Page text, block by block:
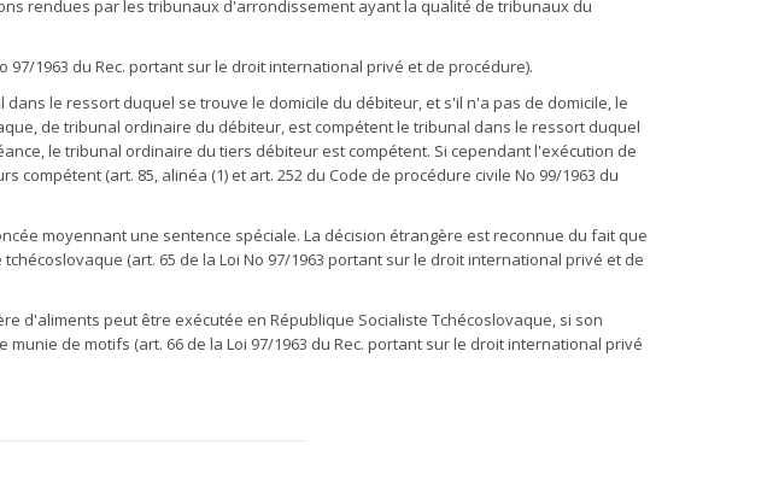
rendues par les tribunaux d'arrondissement ayant la qualité de tribunaux du
1963 du Rec. portant sur le droit international privé et de procédure).
le ressort duquel se trouve le domicile du débiteur, et s'il n'a pas de domicile, le
de tribunal ordinaire du débiteur, est compétent le tribunal dans le ressort duquel
le tribunal ordinaire du tiers débiteur est compétent. Si cependant l'exécution de
(art. 85, alinéa (1) et art. 252 du Code de procédure civile No 99/1963 du
moyennant une sentence spéciale. La décision étrangère est reconnue du fait que
(art. 65 de la Loi No 97/1963 portant sur le droit international privé et de
d'aliments peut être exécutée en République Socialiste Tchécoslovaque, si son
de motifs (art. 66 de la Loi 97/1963 du Rec. portant sur le droit international privé